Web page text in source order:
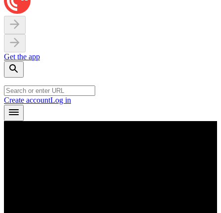
Get the app
Create accountLog in